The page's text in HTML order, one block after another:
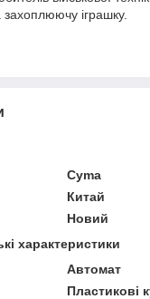
захоплюючу іграшку.
Cyma
Китай
Новий
характеристики
Автомат
Пластикові